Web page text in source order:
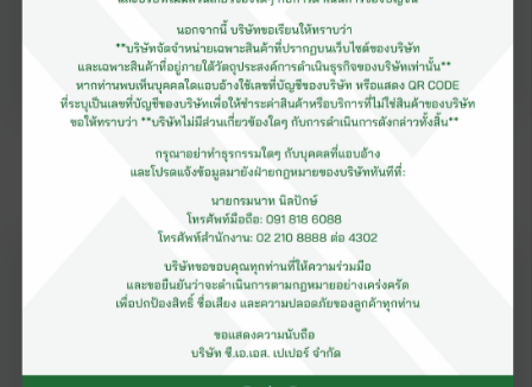
28 เมษายน 2565
เยี่ยมชมโรงงานผลิตกระดาษทิชชู ซี. เอ. เอส.
เปเปอร์ มิลล์ จ.สิงห์บุรี